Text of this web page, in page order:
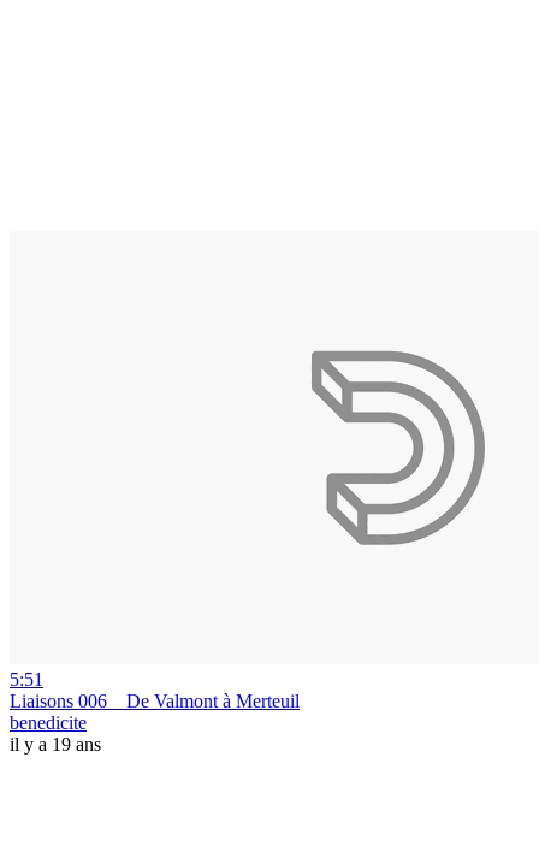
5:51
Liaisons 006 _ De Valmont à Merteuil
benedicite
il y a 19 ans